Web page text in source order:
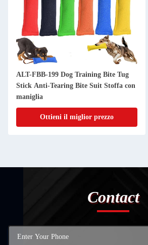
con
Seggiolino per cani per viaggiatore
Protector auto nero
Ottieni il miglior prezzo
Contact